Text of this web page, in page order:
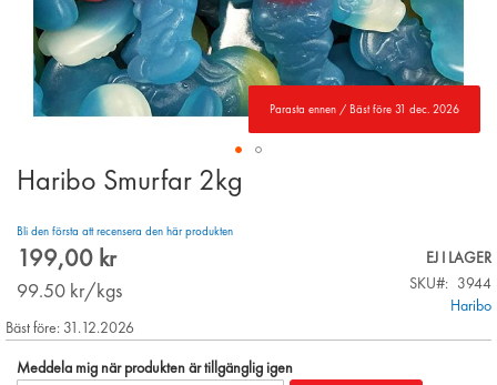
Parasta ennen / Bäst före 31 dec. 2026
Skip
of
the
gallery
Haribo Smurfar 2kg
Bli den första att recensera den här produkten
199,00 kr
99.50 kr/kgs
EJ I LAGER
SKU
3944
Haribo
Bäst före: 31.12.2026
Meddela mig när produkten är tillgänglig igen